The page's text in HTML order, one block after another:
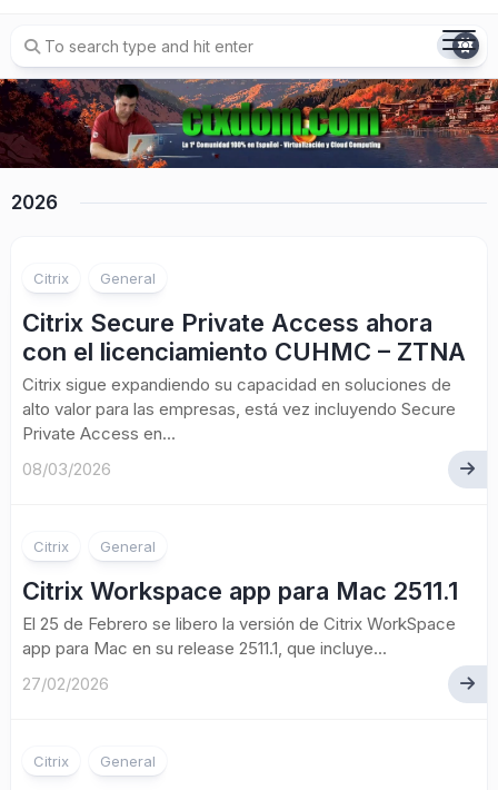
content
2026
Citrix General
Citrix Secure Private Access ahora
con el licenciamiento CUHMC – ZTNA
Citrix sigue expandiendo su capacidad en soluciones de
alto valor para las empresas, está vez incluyendo Secure
Private Access en...
08/03/2026
Citrix General
Citrix Workspace app para Mac 2511.1
El 25 de Febrero se libero la versión de Citrix WorkSpace
app para Mac en su release 2511.1, que incluye...
27/02/2026
Citrix General